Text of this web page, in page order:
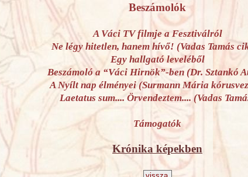
Beszámolók
A Váci TV filmje a Fesztiválról
Ne légy hitetlen, hanem hívő! (Vadas Tamás
Egy hallgató leveléből
Beszámoló a “Váci Hirnök”-ben (Dr. Sztankó
A Nyílt nap élményei (Surmann Mária
Laetatus sum.... Örvendeztem.... (Vadas
Támogatók
Krónika képekben